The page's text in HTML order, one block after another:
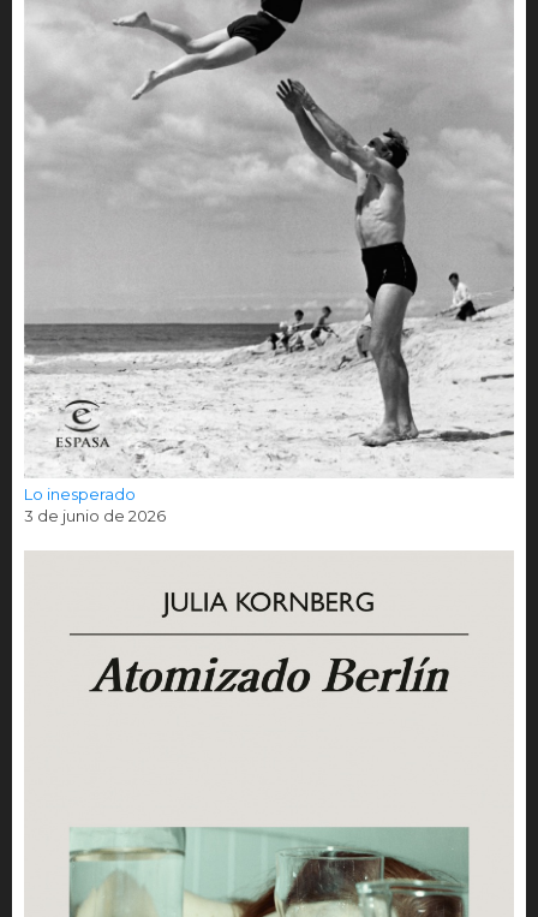
Lo inesperado
3 de junio de 2026